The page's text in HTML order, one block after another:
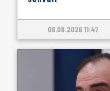
06.08.2026 11:47